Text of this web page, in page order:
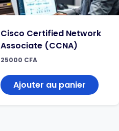
Cisco Certified Network
Associate (CCNA)
25000 CFA
Ajouter au panier